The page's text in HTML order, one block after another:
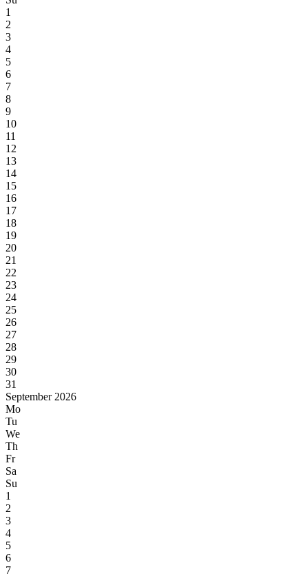
1
2
3
4
5
6
7
8
9
10
11
12
13
14
15
16
17
18
19
20
21
22
23
24
25
26
27
28
29
30
31
September 2026
Mo
Tu
We
Th
Fr
Sa
Su
1
2
3
4
5
6
7